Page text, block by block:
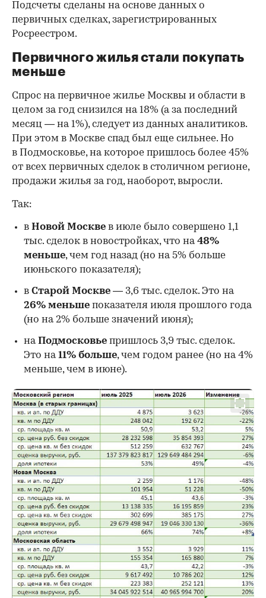
Подсчеты сделаны на основе данных о
первичных сделках, зарегистрированных
Росреестром.
Первичного жилья стали покупать
меньше
Спрос на первичное жилье Москвы и области в
целом за год снизился на 18% (а за последний
месяц — на 1%), следует из данных аналитиков.
При этом в Москве спад был еще сильнее. Но
в Подмосковье, на которое пришлось более 45%
от всех первичных сделок в столичном регионе,
продажи жилья за год, наоборот, выросли.
00:00 / 00:00
Так:
в Новой Москве в июле было совершено 1,1
тыс. сделок в новостройках, что на48%
меньше, чем год назад (но на 5% больше
июньского показателя);
в Старой Москве — 3,6 тыс. сделок. Это на
26% меньше показателя июля прошлого года
(но на 2% больше значений июня);
наПодмосковье пришлось 3,9 тыс. сделок.
Это на11% больше, чем годом ранее (но на 4%
меньше, чем в июне).